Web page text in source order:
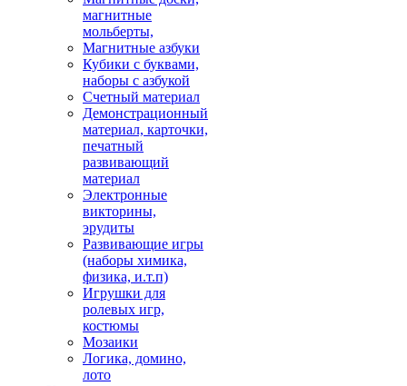
магнитные
мольберты,
Магнитные азбуки
Кубики с буквами,
наборы с азбукой
Счетный материал
Демонстрационный
материал, карточки,
печатный
развивающий
материал
Электронные
викторины,
эрудиты
Развивающие игры
(наборы химика,
физика, и.т.п)
Игрушки для
ролевых игр,
костюмы
Мозаики
Логика, домино,
лото